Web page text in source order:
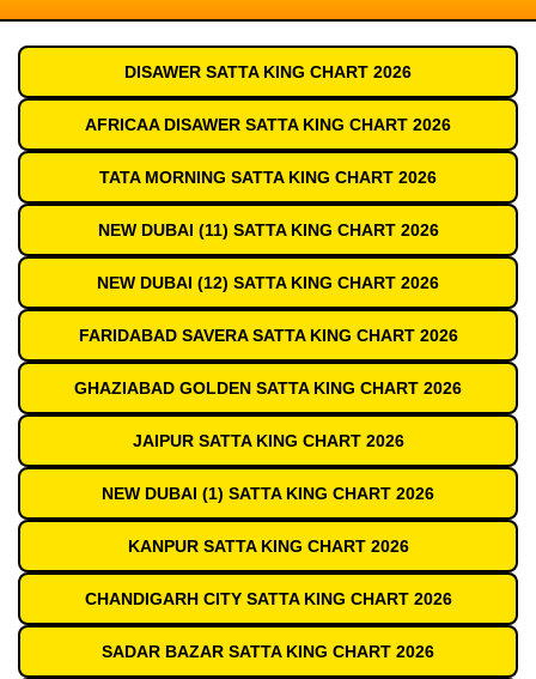
DISAWER SATTA KING CHART 2026
AFRICAA DISAWER SATTA KING CHART 2026
TATA MORNING SATTA KING CHART 2026
NEW DUBAI (11) SATTA KING CHART 2026
NEW DUBAI (12) SATTA KING CHART 2026
FARIDABAD SAVERA SATTA KING CHART 2026
GHAZIABAD GOLDEN SATTA KING CHART 2026
JAIPUR SATTA KING CHART 2026
NEW DUBAI (1) SATTA KING CHART 2026
KANPUR SATTA KING CHART 2026
CHANDIGARH CITY SATTA KING CHART 2026
SADAR BAZAR SATTA KING CHART 2026